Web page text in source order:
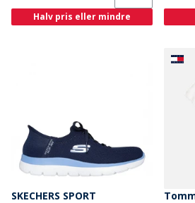
Halv pris eller mindre
SKECHERS SPORT